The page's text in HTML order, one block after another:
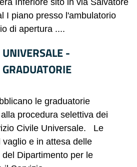
Inferiore sito in via Salvatore
I piano presso l'ambulatorio
di apertura ....
-
le graduatorie
procedura selettiva dei
Civile Universale. Le
e in attesa delle
Dipartimento per le